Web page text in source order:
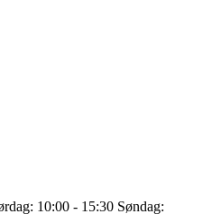
10:00 - 15:30 Søndag: